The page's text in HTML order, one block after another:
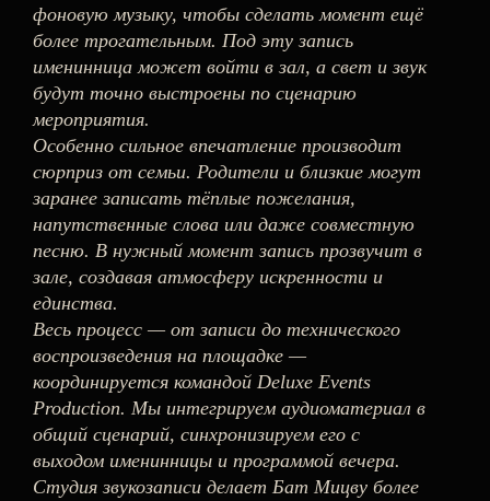
фоновую музыку, чтобы сделать момент ещё
более трогательным. Под эту запись
именинница может войти в зал, а свет и звук
будут точно выстроены по сценарию
мероприятия.
Особенно сильное впечатление производит
сюрприз от семьи. Родители и близкие могут
заранее записать тёплые пожелания,
напутственные слова или даже совместную
песню. В нужный момент запись прозвучит в
зале, создавая атмосферу искренности и
единства.
Весь процесс — от записи до технического
воспроизведения на площадке —
координируется командой Deluxe Events
Production. Мы интегрируем аудиоматериал в
общий сценарий, синхронизируем его с
выходом именинницы и программой вечера.
Студия звукозаписи делает Бат Мицву более